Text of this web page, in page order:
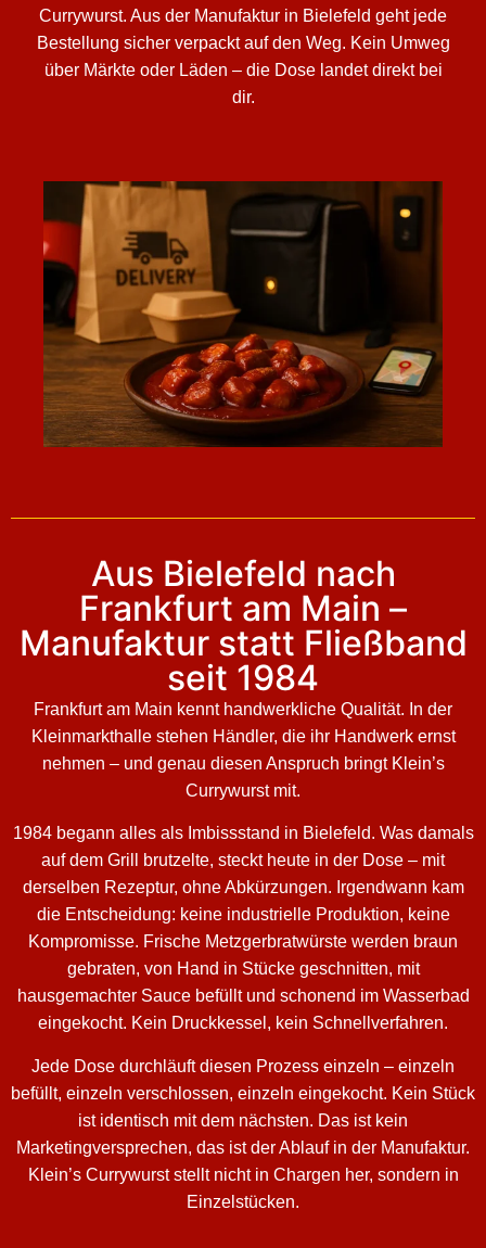
Currywurst. Aus der Manufaktur in Bielefeld geht jede
Bestellung sicher verpackt auf den Weg. Kein Umweg
über Märkte oder Läden – die Dose landet direkt bei
dir.
Aus Bielefeld nach
Frankfurt am Main –
Manufaktur statt Fließband
seit 1984
Frankfurt am Main kennt handwerkliche Qualität. In der
Kleinmarkthalle stehen Händler, die ihr Handwerk ernst
nehmen – und genau diesen Anspruch bringt Klein’s
Currywurst mit.
1984 begann alles als Imbissstand in Bielefeld. Was damals
auf dem Grill brutzelte, steckt heute in der Dose – mit
derselben Rezeptur, ohne Abkürzungen. Irgendwann kam
die Entscheidung: keine industrielle Produktion, keine
Kompromisse. Frische Metzgerbratwürste werden braun
gebraten, von Hand in Stücke geschnitten, mit
hausgemachter Sauce befüllt und schonend im Wasserbad
eingekocht. Kein Druckkessel, kein Schnellverfahren.
Jede Dose durchläuft diesen Prozess einzeln – einzeln
befüllt, einzeln verschlossen, einzeln eingekocht. Kein Stück
ist identisch mit dem nächsten. Das ist kein
Marketingversprechen, das ist der Ablauf in der Manufaktur.
Klein’s Currywurst stellt nicht in Chargen her, sondern in
Einzelstücken.